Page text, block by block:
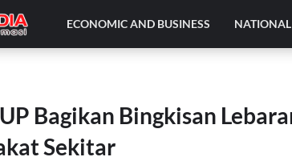
ECONOMIC AND BUSINESS NATIONAL
Bagikan Bingkisan
Sekitar